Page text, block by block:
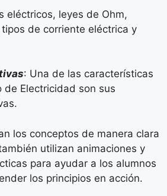
eléctricos, leyes de Ohm,
de corriente eléctrica y
: Una de las características
de Electricidad son sus
los conceptos de manera clara
utilizan animaciones y
para ayudar a los alumnos
los principios en acción.